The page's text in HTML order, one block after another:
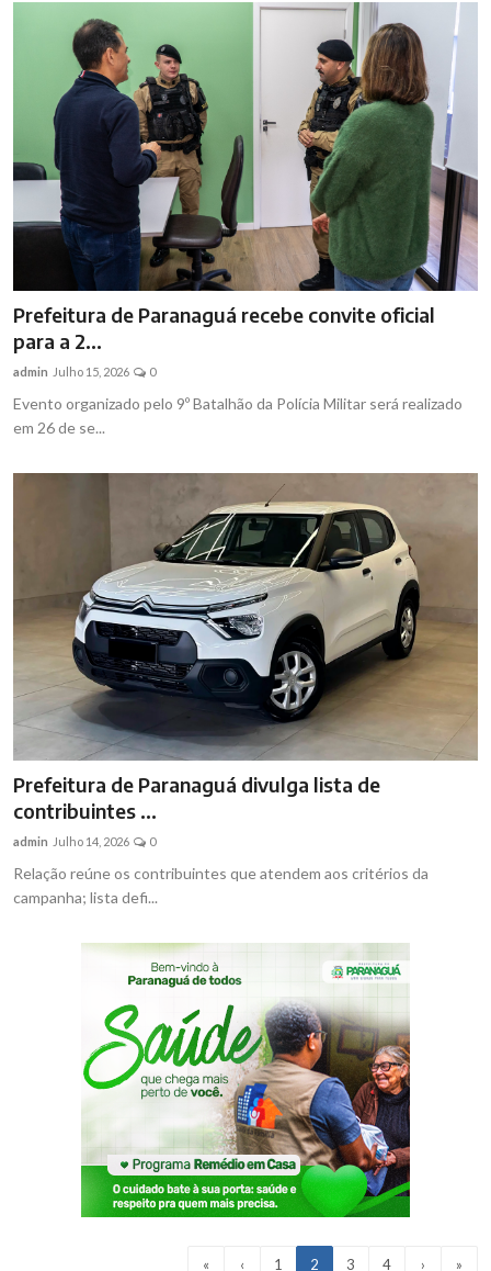
Prefeitura de Paranaguá recebe convite oficial
para a 2...
admin Julho 15, 2026 0
Evento organizado pelo 9º Batalhão da Polícia Militar será realizado
em 26 de se...
Prefeitura de Paranaguá divulga lista de
contribuintes ...
admin Julho 14, 2026 0
Relação reúne os contribuintes que atendem aos critérios da
campanha; lista defi...
« ‹ 1 2 3 4 › »